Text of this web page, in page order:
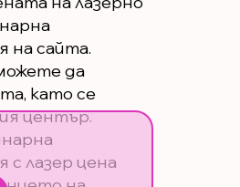
на сайта.
да
като се
център.
с лазер цена